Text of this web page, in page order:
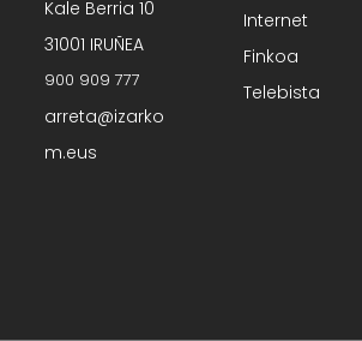
Kale Berria 10
31001 IRUÑEA
900 909 777
arreta@izarko
m.eus
Internet
Finkoa
Telebista